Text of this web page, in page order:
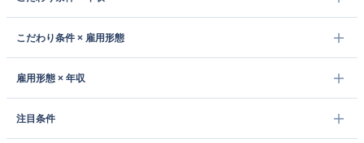
こだわり条件 × 雇用形態
雇用形態 × 年収
注目条件